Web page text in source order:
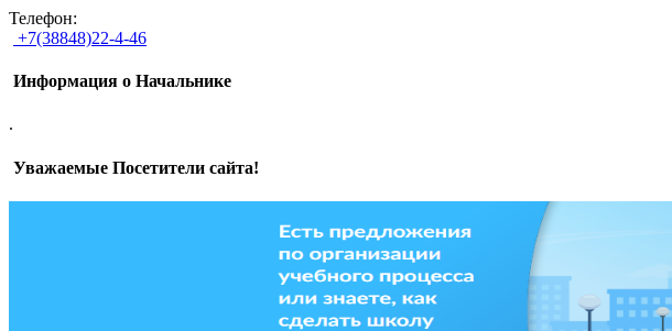
Телефон:
+7(38848)22-4-46
Информация о Начальнике
.
Уважаемые Посетители сайта!